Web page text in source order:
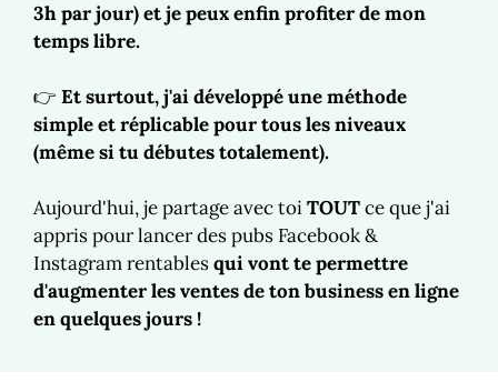
3h par jour) et je peux enfin profiter de mon
temps libre.
👉 Et surtout, j'ai développé une méthode
simple et réplicable pour tous les niveaux
(même si tu débutes totalement).
Aujourd'hui, je partage avec toiTOUTce que j'ai
appris pour lancer des pubs Facebook &
Instagram rentablesqui vont te permettre
d'augmenter les ventes de ton business en ligne
en quelques jours !